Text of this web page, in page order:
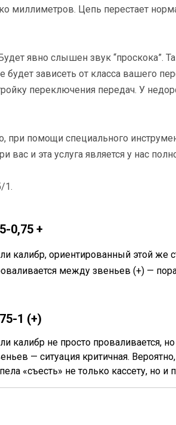
миллиметров. Цепь перестает
явно слышен звук “проскока”.
зависеть от класса вашего
переключения передач. У
помощи специального
и эта услуга является у нас
1.
0,75 +
калибр, ориентированный этой же
между звеньев (+) —
1 (+)
калибр не просто проваливается,
— ситуация критичная.
«съесть» не только кассету, но